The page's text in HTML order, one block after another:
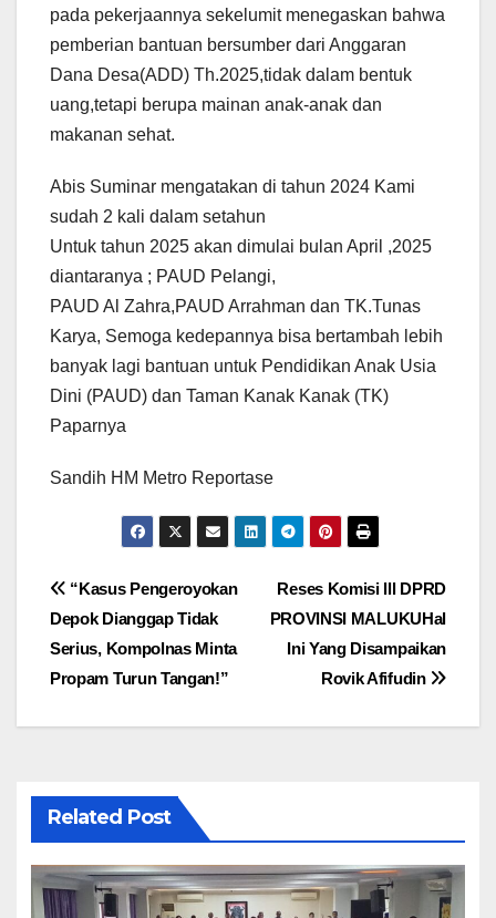
pada pekerjaannya sekelumit menegaskan bahwa
pemberian bantuan bersumber dari Anggaran
Dana Desa(ADD) Th.2025,tidak dalam bentuk
uang,tetapi berupa mainan anak-anak dan
makanan sehat.
Abis Suminar mengatakan di tahun 2024 Kami
sudah 2 kali dalam setahun
Untuk tahun 2025 akan dimulai bulan April ,2025
diantaranya ; PAUD Pelangi,
PAUD Al Zahra,PAUD Arrahman dan TK.Tunas
Karya, Semoga kedepannya bisa bertambah lebih
banyak lagi bantuan untuk Pendidikan Anak Usia
Dini (PAUD) dan Taman Kanak Kanak (TK)
Paparnya
Sandih HM Metro Reportase
Navigasi
pos
Reses Komisi lll DPRD
PROVINSI MALUKUHal
Ini Yang Disampaikan
Rovik Afifudin
“Kasus Pengeroyokan
Depok Dianggap Tidak
Serius, Kompolnas Minta
Propam Turun Tangan!”
Related Post